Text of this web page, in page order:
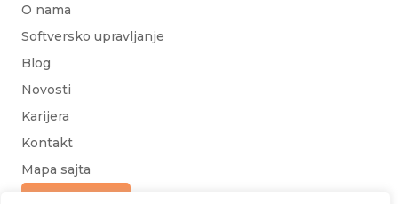
O nama
Softversko upravljanje
Blog
Novosti
Karijera
Kontakt
Mapa sajta
Upit za ponudu